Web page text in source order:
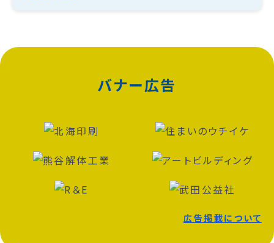
バナー広告
広告掲載について